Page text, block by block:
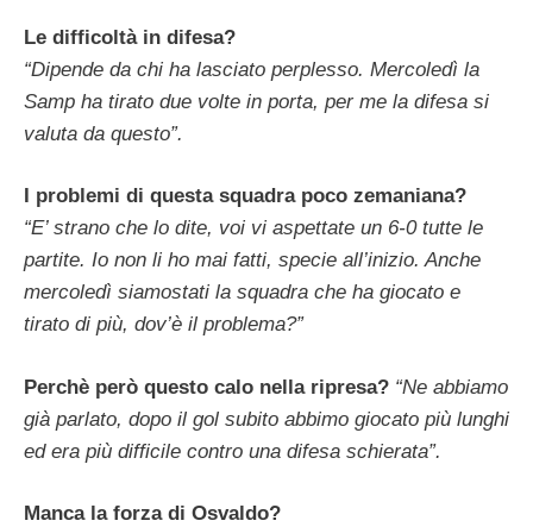
Le difficoltà in difesa?
“Dipende da chi ha lasciato perplesso. Mercoledì la
Samp ha tirato due volte in porta, per me la difesa si
valuta da questo”.
I problemi di questa squadra poco zemaniana?
“E’ strano che lo dite, voi vi aspettate un 6-0 tutte le
partite. Io non li ho mai fatti, specie all’inizio. Anche
mercoledì siamostati la squadra che ha giocato e
tirato di più, dov’è il problema?”
Perchè però questo calo nella ripresa? “Ne abbiamo
già parlato, dopo il gol subito abbimo giocato più lunghi
ed era più difficile contro una difesa schierata”.
Manca la forza di Osvaldo?